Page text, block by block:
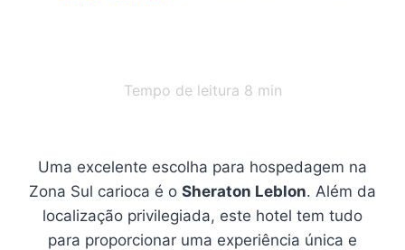
Tempo de leitura 8 min
Uma excelente escolha para hospedagem na
Zona Sul carioca é o Sheraton Leblon. Além da
localização privilegiada, este hotel tem tudo
para proporcionar uma experiência única e